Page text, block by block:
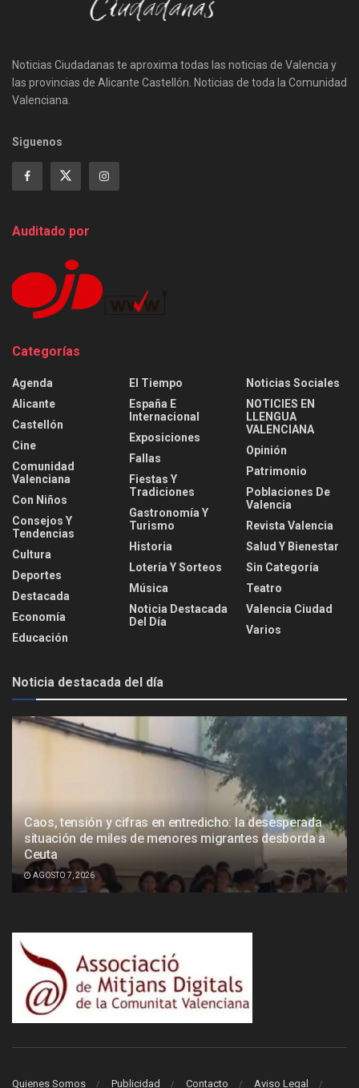
Noticias Ciudadanas te aproxima todas las noticias de Valencia y
las provincias de Alicante Castellón. Noticias de toda la Comunidad
Valenciana.
Siguenos
Auditado por
Categorías
Agenda
Alicante
Castellón
Cine
Comunidad
Valenciana
Con Niños
Consejos Y
Tendencias
Cultura
Deportes
Destacada
Economía
Educación
El Tiempo
España E
Internacional
Exposiciones
Fallas
Fiestas Y
Tradiciones
Gastronomía Y
Turismo
Historia
Lotería Y Sorteos
Música
Noticia Destacada
Del Día
Noticias Sociales
NOTICIES EN
LLENGUA
VALENCIANA
Opinión
Patrimonio
Poblaciones De
Valencia
Revista Valencia
Salud Y Bienestar
Sin Categoría
Teatro
Valencia Ciudad
Varios
Noticia destacada del día
Caos, tensión y cifras en entredicho: la desesperada
situación de miles de menores migrantes desborda a
Ceuta
AGOSTO 7, 2026
Quienes Somos Publicidad Contacto Aviso Legal